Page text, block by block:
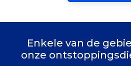
Enkele van de
onze